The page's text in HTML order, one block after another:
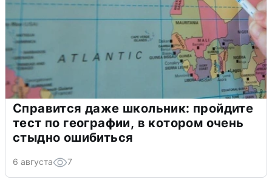
Справится даже школьник: пройдите
тест по географии, в котором очень
стыдно ошибиться
6 августа 7